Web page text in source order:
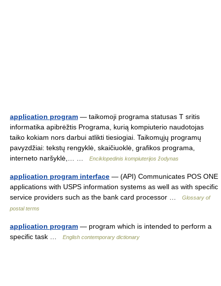
application program — taikomoji programa statusas T sritis
informatika apibrėžtis Programa, kurią kompiuterio naudotojas
taiko kokiam nors darbui atlikti tiesiogiai. Taikomųjų programų
pavyzdžiai: tekstų rengyklė, skaičiuoklė, grafikos programa,
interneto naršyklė,… …
Enciklopedinis kompiuterijos žodynas
application program interface — (API) Communicates POS ONE
applications with USPS information systems as well as with specific
service providers such as the bank card processor …
Glossary of
postal terms
application program — program which is intended to perform a
specific task …
English contemporary dictionary